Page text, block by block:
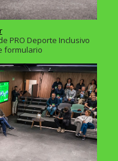
PRO Deporte Inclusivo
formulario